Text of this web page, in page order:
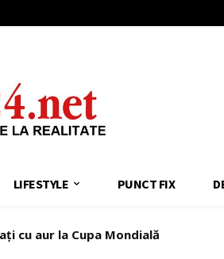
LIFESTYLE PUNCT FIX
cu aur la Cupa Mondială